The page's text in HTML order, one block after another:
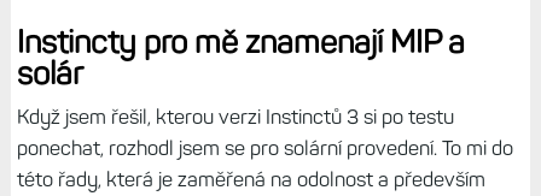
Instincty pro mě znamenají MIP a
solár
Když jsem řešil, kterou verzi Instinctů 3 si po testu
ponechat, rozhodl jsem se pro solární provedení. To mi do
této řady, která je zaměřená na odolnost a především